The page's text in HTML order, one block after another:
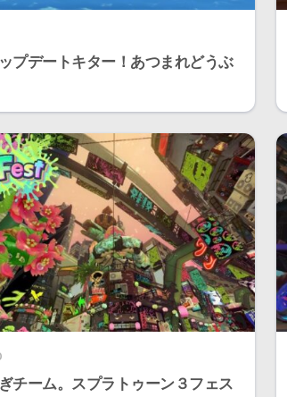
プデートキター！あつまれどうぶ
チーム。スプラトゥーン３フェス